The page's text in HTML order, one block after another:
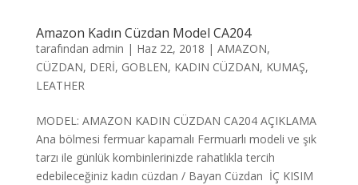
Amazon Kadın Cüzdan Model CA204
tarafından admin | Haz 22, 2018 | AMAZON,
CÜZDAN, DERİ, GOBLEN, KADIN CÜZDAN, KUMAŞ,
LEATHER
MODEL: AMAZON KADIN CÜZDAN CA204 AÇIKLAMA
Ana bölmesi fermuar kapamalı Fermuarlı modeli ve şık
tarzı ile günlük kombinlerinizde rahatlıkla tercih
edebileceğiniz kadın cüzdan / Bayan Cüzdan İÇ KISIM